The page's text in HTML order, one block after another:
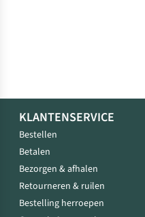
KLANTENSERVICE
Bestellen
Betalen
Bezorgen & afhalen
Retourneren & ruilen
Bestelling herroepen